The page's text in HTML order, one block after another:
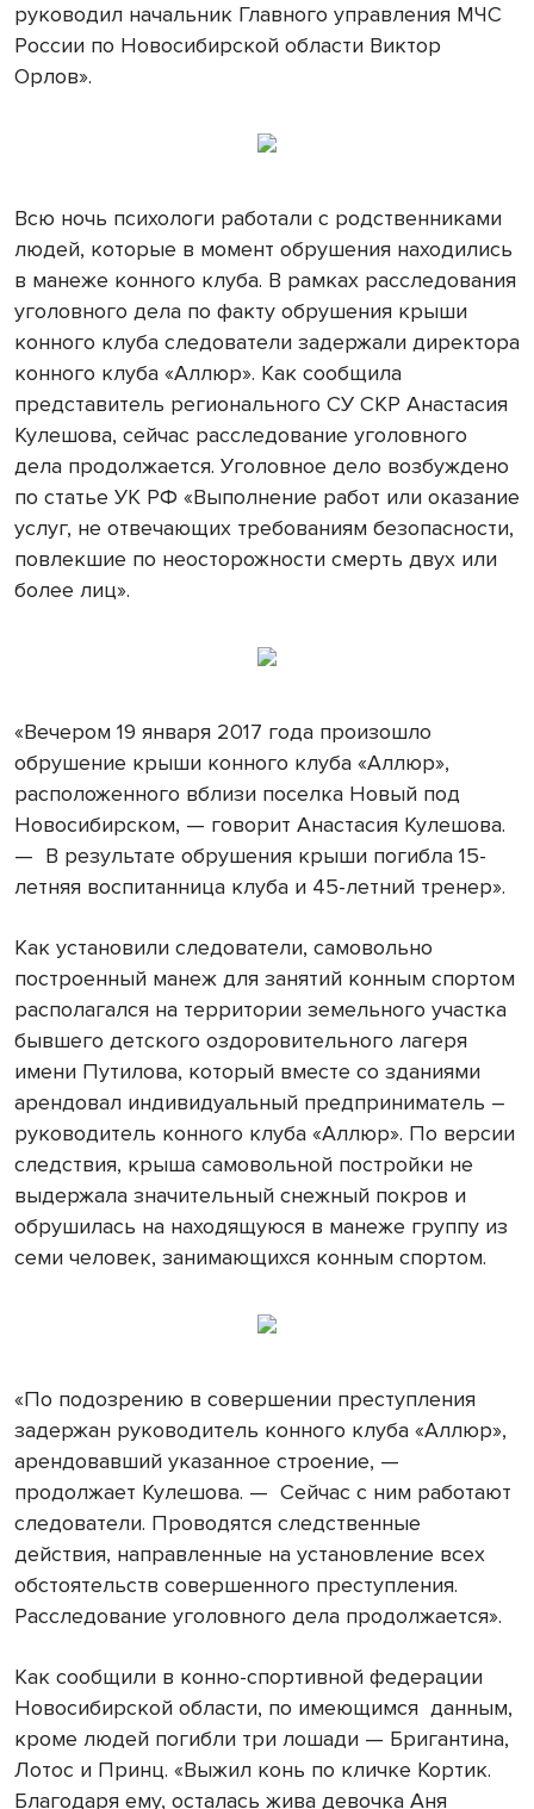
руководил начальник Главного управления МЧС
России по Новосибирской области Виктор
Орлов».
Всю ночь психологи работали с родственниками
людей, которые в момент обрушения находились
в манеже конного клуба. В рамках расследования
уголовного дела по факту обрушения крыши
конного клуба следователи задержали директора
конного клуба «Аллюр». Как сообщила
представитель регионального СУ СКР Анастасия
Кулешова, сейчас расследование уголовного
дела продолжается. Уголовное дело возбуждено
по статье УК РФ «Выполнение работ или оказание
услуг, не отвечающих требованиям безопасности,
повлекшие по неосторожности смерть двух или
более лиц».
«Вечером 19 января 2017 года произошло
обрушение крыши конного клуба «Аллюр»,
расположенного вблизи поселка Новый под
Новосибирском, — говорит Анастасия Кулешова.
— В результате обрушения крыши погибла 15-
летняя воспитанница клуба и 45-летний тренер».
Как установили следователи, самовольно
построенный манеж для занятий конным спортом
располагался на территории земельного участка
бывшего детского оздоровительного лагеря
имени Путилова, который вместе со зданиями
арендовал индивидуальный предприниматель –
руководитель конного клуба «Аллюр». По версии
следствия, крыша самовольной постройки не
выдержала значительный снежный покров и
обрушилась на находящуюся в манеже группу из
семи человек, занимающихся конным спортом.
«По подозрению в совершении преступления
задержан руководитель конного клуба «Аллюр»,
арендовавший указанное строение, —
продолжает Кулешова. — Сейчас с ним работают
следователи. Проводятся следственные
действия, направленные на установление всех
обстоятельств совершенного преступления.
Расследование уголовного дела продолжается».
Как сообщили в конно-спортивной федерации
Новосибирской области, по имеющимся данным,
кроме людей погибли три лошади — Бригантина,
Лотос и Принц. «Выжил конь по кличке Кортик.
Благодаря ему, осталась жива девочка Аня